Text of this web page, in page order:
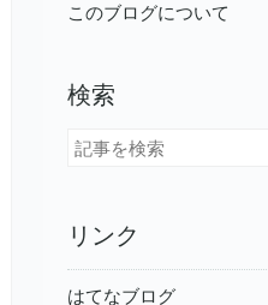
このブログについて
検索
リンク
はてなブログ